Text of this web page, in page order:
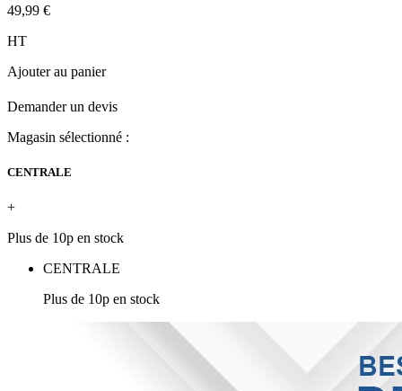
49,99 €
HT
Ajouter au panier
Demander un devis
Magasin sélectionné :
CENTRALE
+
Plus de 10p en stock
CENTRALE
Plus de 10p en stock